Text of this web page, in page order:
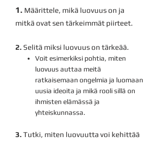
1. Määrittele, mikä luovuus on ja
mitkä ovat sen tärkeimmät piirteet.
2. Selitä miksi luovuus on tärkeää.
Voit esimerkiksi pohtia, miten
luovuus auttaa meitä
ratkaisemaan ongelmia ja luomaan
uusia ideoita ja mikä rooli sillä on
ihmisten elämässä ja
yhteiskunnassa.
3. Tutki, miten luovuutta voi kehittää